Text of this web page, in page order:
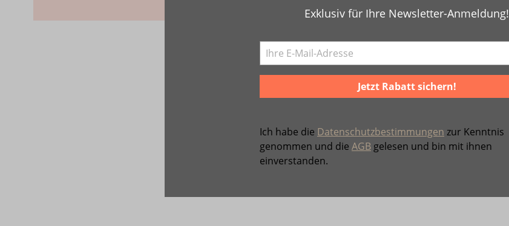
Exklusiv für Ihre Newsletter-Anmeldung!
Jetzt Rabatt sichern!
Ich habe die Datenschutzbestimmungen zur Kenntnis
genommen und die AGB gelesen und bin mit ihnen
einverstanden.